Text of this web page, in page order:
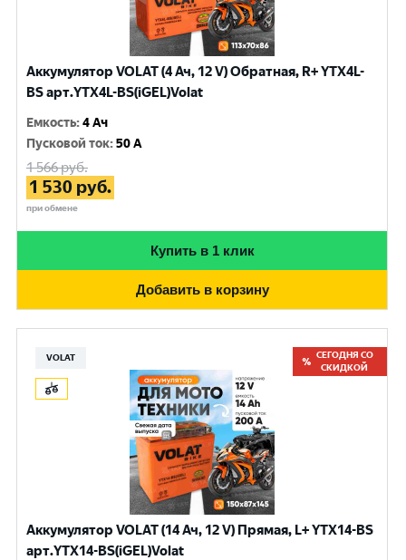
Аккумулятор VOLAT (4 Ач, 12 V) Обратная, R+ YTX4L-
BS арт.YTX4L-BS(iGEL)Volat
Емкость:4 Ач
Пусковой ток:50 A
1 566руб.
1 530 руб.
при обмене
Купить в 1 клик
Добавить в корзину
VOLAT
СЕГОДНЯ СО
СКИДКОЙ
Аккумулятор VOLAT (14 Ач, 12 V) Прямая, L+ YTX14-BS
арт.YTX14-BS(iGEL)Volat